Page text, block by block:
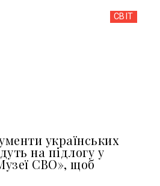
СВІТ
українських
на підлогу у
СВО», щоб